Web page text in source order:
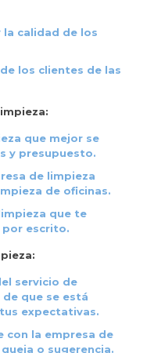
la calidad de los
los clientes de las
que mejor se
y presupuesto.
de limpieza
de oficinas.
que te
escrito.
servicio de
que se está
expectativas.
con la empresa de
o sugerencia.